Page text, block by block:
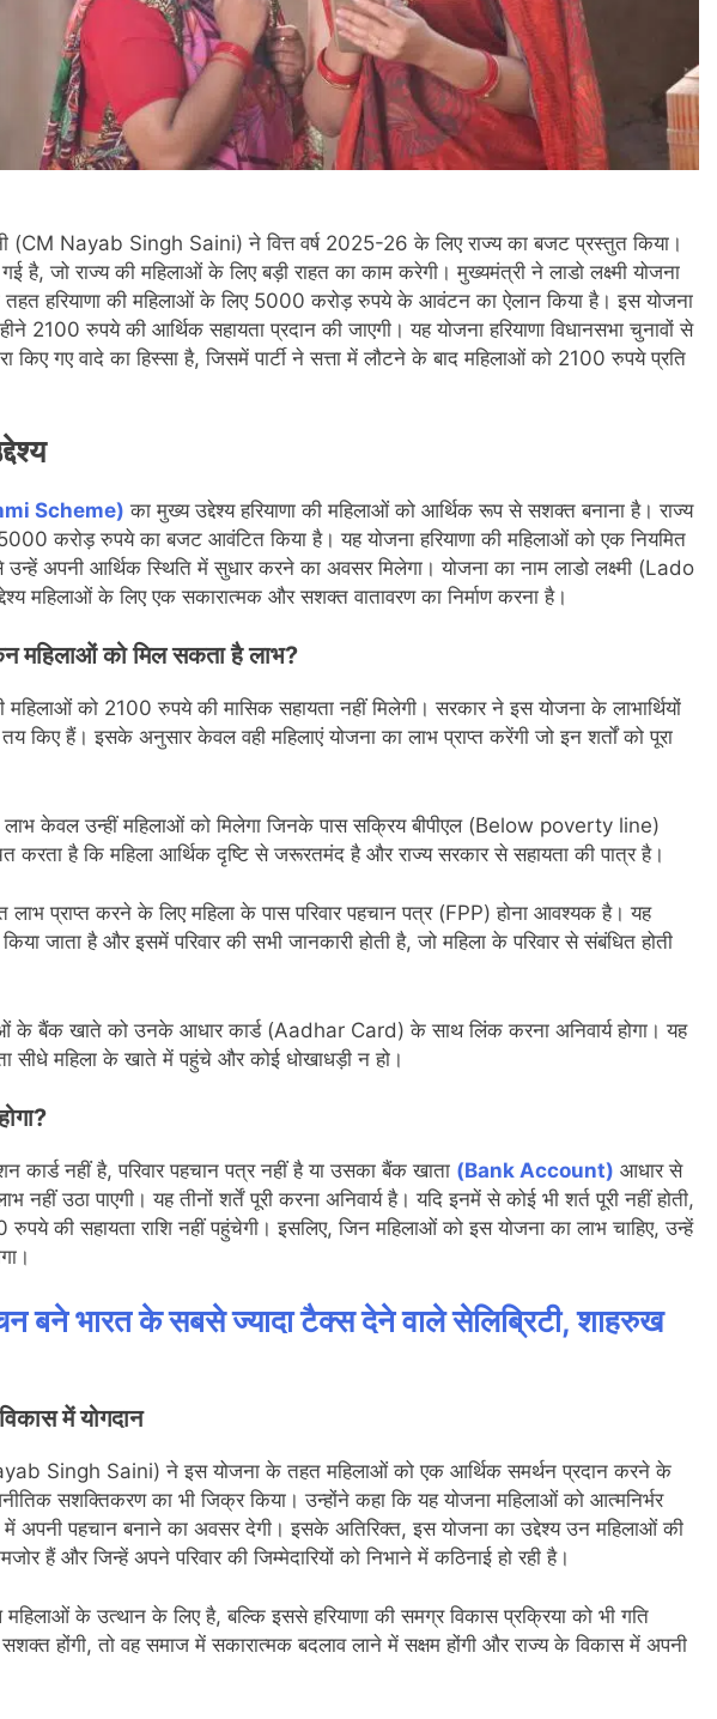
(CM Nayab Singh Saini) ने वित्त वर्ष 2025-26 के लिए राज्य का बजट प्रस्तुत किया।
है, जो राज्य की महिलाओं के लिए बड़ी राहत का काम करेगी। मुख्यमंत्री ने लाडो लक्ष्मी योजना
हरियाणा की महिलाओं के लिए 5000 करोड़ रुपये के आवंटन का ऐलान किया है। इस योजना
2100 रुपये की आर्थिक सहायता प्रदान की जाएगी। यह योजना हरियाणा विधानसभा चुनावों से
किए गए वादे का हिस्सा है, जिसमें पार्टी ने सत्ता में लौटने के बाद महिलाओं को 2100 रुपये प्रति
Scheme) का मुख्य उद्देश्य हरियाणा की महिलाओं को आर्थिक रूप से सशक्त बनाना है। राज्य
करोड़ रुपये का बजट आवंटित किया है। यह योजना हरियाणा की महिलाओं को एक नियमित
उन्हें अपनी आर्थिक स्थिति में सुधार करने का अवसर मिलेगा। योजना का नाम लाडो लक्ष्मी (Lado
महिलाओं के लिए एक सकारात्मक और सशक्त वातावरण का निर्माण करना है।
महिलाओं को मिल सकता है लाभ?
महिलाओं को 2100 रुपये की मासिक सहायता नहीं मिलेगी। सरकार ने इस योजना के लाभार्थियों
किए हैं। इसके अनुसार केवल वही महिलाएं योजना का लाभ प्राप्त करेंगी जो इन शर्तों को पूरा
लाभ केवल उन्हीं महिलाओं को मिलेगा जिनके पास सक्रिय बीपीएल (Below poverty line)
करता है कि महिला आर्थिक दृष्टि से जरूरतमंद है और राज्य सरकार से सहायता की पात्र है।
लाभ प्राप्त करने के लिए महिला के पास परिवार पहचान पत्र (FPP) होना आवश्यक है। यह
किया जाता है और इसमें परिवार की सभी जानकारी होती है, जो महिला के परिवार से संबंधित होती
के बैंक खाते को उनके आधार कार्ड (Aadhar Card) के साथ लिंक करना अनिवार्य होगा। यह
सीधे महिला के खाते में पहुंचे और कोई धोखाधड़ी न हो।
कार्ड नहीं है, परिवार पहचान पत्र नहीं है या उसका बैंक खाता (Bank Account) आधार से
नहीं उठा पाएगी। यह तीनों शर्तें पूरी करना अनिवार्य है। यदि इनमें से कोई भी शर्त पूरी नहीं होती,
की सहायता राशि नहीं पहुंचेगी। इसलिए, जिन महिलाओं को इस योजना का लाभ चाहिए, उन्हें
बने भारत के सबसे ज्यादा टैक्स देने वाले सेलिब्रिटी, शाहरुख
में योगदान
Singh Saini) ने इस योजना के तहत महिलाओं को एक आर्थिक समर्थन प्रदान करने के
सशक्तिकरण का भी जिक्र किया। उन्होंने कहा कि यह योजना महिलाओं को आत्मनिर्भर
अपनी पहचान बनाने का अवसर देगी। इसके अतिरिक्त, इस योजना का उद्देश्य उन महिलाओं की
हैं और जिन्हें अपने परिवार की जिम्मेदारियों को निभाने में कठिनाई हो रही है।
के उत्थान के लिए है, बल्कि इससे हरियाणा की समग्र विकास प्रक्रिया को भी गति
होंगी, तो वह समाज में सकारात्मक बदलाव लाने में सक्षम होंगी और राज्य के विकास में अपनी